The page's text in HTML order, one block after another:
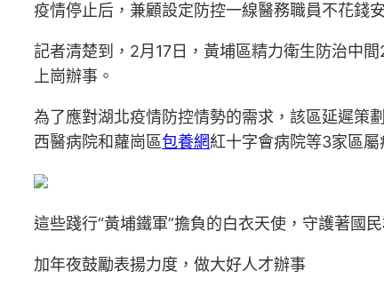
疫情停止后，兼顧設定防控一線醫務職員不花錢
記者清楚到，2月17日，黃埔區精力衛生防治中
上崗辦事。
為了應對湖北疫情防控情勢的需求，該區延遲策
西醫病院和蘿崗區包養網紅十字會病院等3家區
這些踐行“黃埔鐵軍”擔負的白衣天使，守護著國
加年夜鼓勵表揚力度，做大好人才辦事